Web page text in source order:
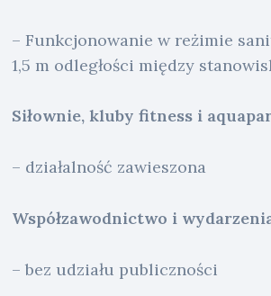
– Funkcjonowanie w reżimie
1,5 m odległości między
Siłownie, kluby fitness i
– działalność zawieszona
Współzawodnictwo i
– bez udziału publiczności